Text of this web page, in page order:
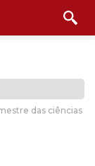
das ciências